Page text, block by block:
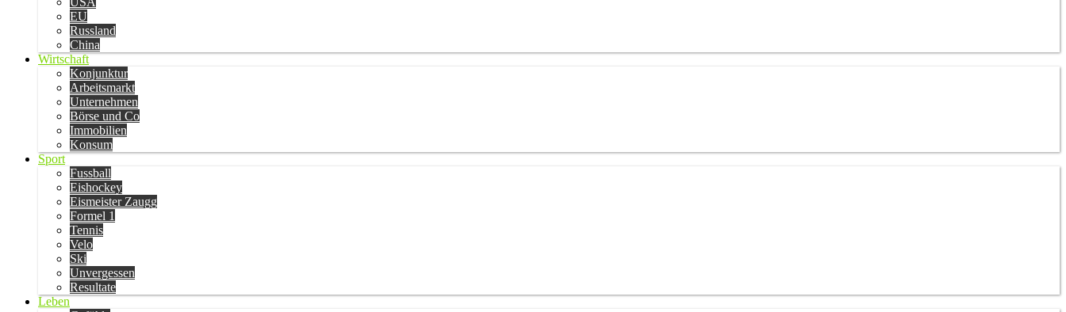
EU
Russland
China
Wirtschaft
Konjunktur
Arbeitsmarkt
Unternehmen
Börse und Co
Immobilien
Konsum
Sport
Fussball
Eishockey
Eismeister Zaugg
Formel 1
Tennis
Velo
Ski
Unvergessen
Resultate
Leben